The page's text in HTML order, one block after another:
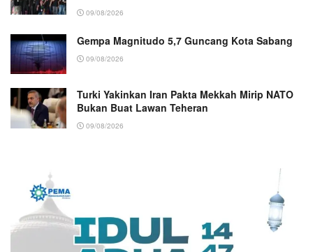
09/08/2026
Gempa Magnitudo 5,7 Guncang Kota Sabang
09/08/2026
Turki Yakinkan Iran Pakta Mekkah Mirip NATO
Bukan Buat Lawan Teheran
09/08/2026